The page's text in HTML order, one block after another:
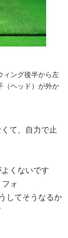
ィング後半から左
（ヘッド）が外か
て、自力で止
くないです
ォ
してそうなるか